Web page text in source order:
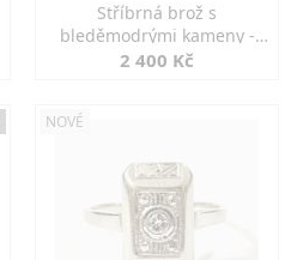
Stříbrná brož s
bleděmodrými kameny -
jemná elegance
2 400 Kč
NOVÉ